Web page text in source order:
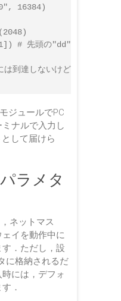
16384)
# 先頭の"dd"以下を表示
ジュールでPC
ナルで入力し
して届けら
ラメタ
ネットマス
イを動作中に
．ただし，設
に格納されるだ
には，デフォ
．